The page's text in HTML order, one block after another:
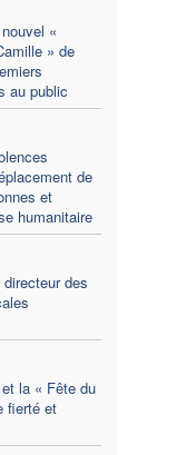
«
» de
au public
de
et
humanitaire
des
la « Fête du
fierté et